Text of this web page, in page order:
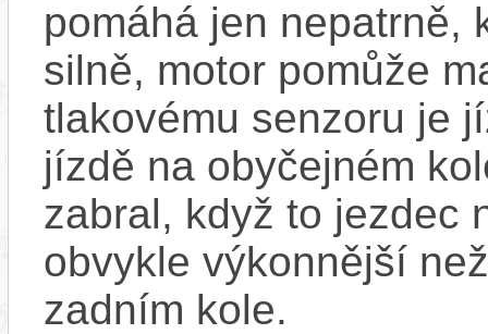
pomáhá jen nepatrně,
silně, motor pomůže
tlakovému senzoru je
jízdě na obyčejném
zabral, když to jezdec
obvykle výkonnější
zadním kole.